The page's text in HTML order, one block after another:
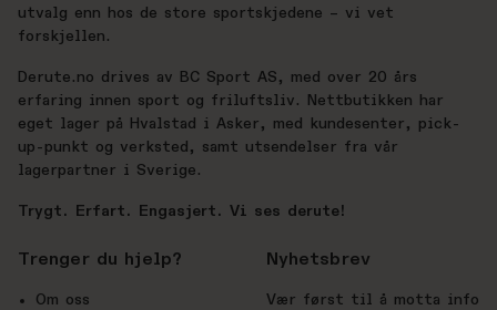
utvalg enn hos de store sportskjedene – vi vet
forskjellen.
Derute.no drives av BC Sport AS, med over 20 års
erfaring innen sport og friluftsliv. Nettbutikken har
eget lager på Hvalstad i Asker, med kundesenter, pick-
up-punkt og verksted, samt utsendelser fra vår
lagerpartner i Sverige.
Trygt. Erfart. Engasjert. Vi ses derute!
Trenger du hjelp?
Om oss
Nyhetsbrev
Vær først til å motta info